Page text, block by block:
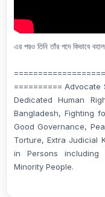
এর পরও তিনি তাঁর পদে কিভাবে
==========
Dedicated Human
Bangladesh, Fighting
Good Governance,
Torture, Extra Judicial
in Persons including
Minority People.